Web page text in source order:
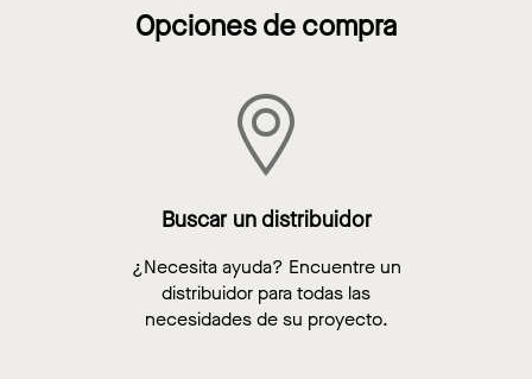
Opciones de compra
Buscar un distribuidor
¿Necesita ayuda? Encuentre un
distribuidor para todas las
necesidades de su proyecto.